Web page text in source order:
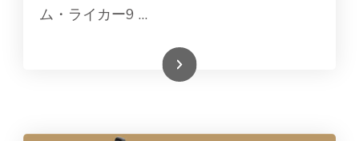
ム・ライカー9 …
続きを読む